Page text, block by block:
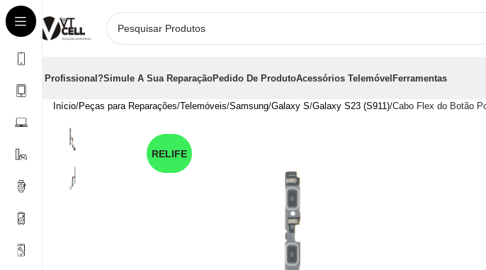
É Profissional?Simule A Sua ReparaçãoPedido De ProdutoAcessórios TelemóvelFerramentas
Início Peças para Reparações Telemóveis Samsung Galaxy S Galaxy S23 (S911) Cabo Flex do Botão
RELIFE